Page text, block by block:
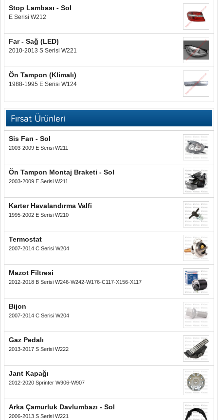
Stop Lambası - Sol
E Serisi W212
Far - Sağ (LED)
2010-2013 S Serisi W221
Ön Tampon (Klimalı)
1988-1995 E Serisi W124
Fırsat Ürünleri
Sis Farı - Sol
2003-2009 E Serisi W211
Ön Tampon Montaj Braketi - Sol
2003-2009 E Serisi W211
Karter Havalandırma Valfi
1995-2002 E Serisi W210
Termostat
2007-2014 C Serisi W204
Mazot Filtresi
2012-2018 B Serisi W246-W242-W176-C117-X156-X117
Bijon
2007-2014 C Serisi W204
Gaz Pedalı
2013-2017 S Serisi W222
Jant Kapağı
2012-2020 Sprinter W906-W907
Arka Çamurluk Davlumbazı - Sol
2006-2013 S Serisi W221